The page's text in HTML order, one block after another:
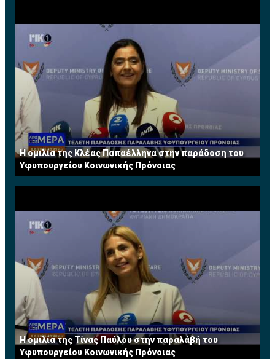
Η ομιλία της Κλέας Παπαέλληνα στην παράδοση του
Υφυπουργείου Κοινωνικής Πρόνοιας
Η ομιλία της Τίνας Παύλου στην παραλάβή του
Υφυπουργείου Κοινωνικής Πρόνοιας